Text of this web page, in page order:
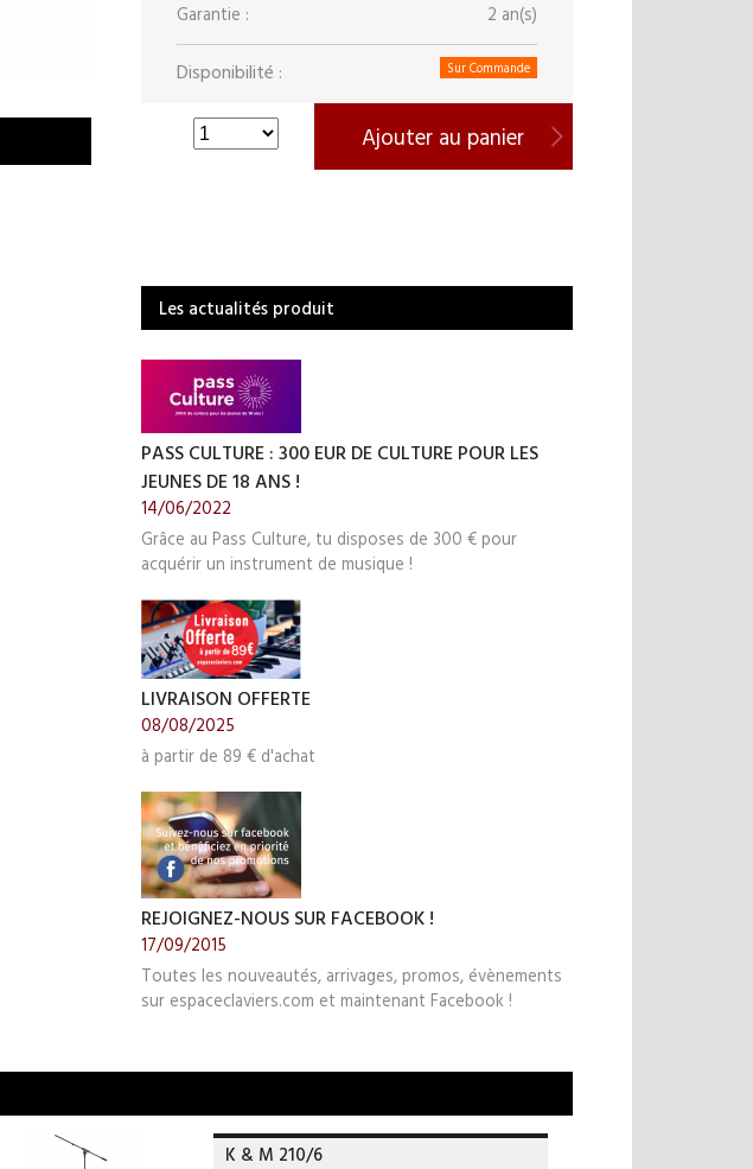
Garantie : 2 an(s)
Disponibilité : Sur Commande
Ajouter au panier
Les actualités produit
PASS CULTURE : 300 EUR DE CULTURE POUR LES
JEUNES DE 18 ANS !
14/06/2022
Grâce au Pass Culture, tu disposes de 300 € pour
acquérir un instrument de musique !
LIVRAISON OFFERTE
08/08/2025
à partir de 89 € d'achat
REJOIGNEZ-NOUS SUR FACEBOOK !
17/09/2015
Toutes les nouveautés, arrivages, promos, évènements
sur espaceclaviers.com et maintenant Facebook !
K & M 210/6